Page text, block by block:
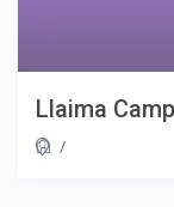
Llaima Camp
/